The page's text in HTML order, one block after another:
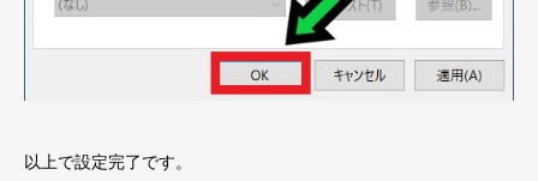
以上で設定完了です。